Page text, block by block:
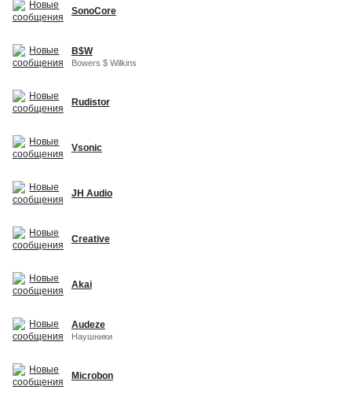
SonoCore
B$W
Bowers $ Wilkins
Rudistor
Vsonic
JH Audio
Creative
Akai
Audeze
Наушники
Microbon